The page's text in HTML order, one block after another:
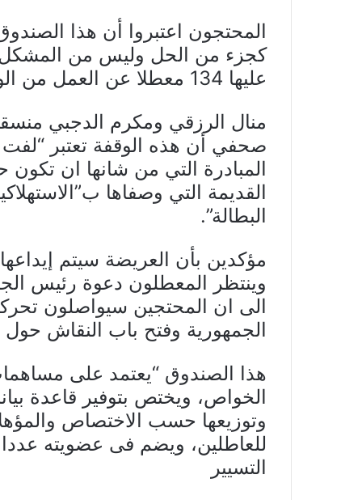
المحتجون اعتبروا أن هذا
كجزء من الحل وليس من
عليها 134 معطلا عن العمل من الولاية،
منال الرزقي ومكرم الدجبي
صحفي أن هذه الوقفة تعتبر “لفت
المبادرة التي من شانها ان
القديمة التي وصفاها
البطالة”.
مؤكدين بأن العريضة سيتم
وينتظر المعطلون دعوة رئيس
الى ان المحتجين سيواصلون
الجمهورية وفتح باب النقاش
هذا الصندوق “يعتمد على
الخواص، ويختص بتوفير قاعدة
وتوزيعها حسب الاختصاص
للعاطلين، ويضم فى عضويته
التسيير